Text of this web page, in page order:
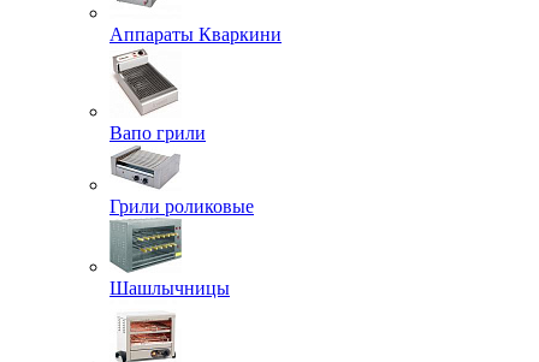
Аппараты Кваркини
Вапо грили
Грили роликовые
Шашлычницы